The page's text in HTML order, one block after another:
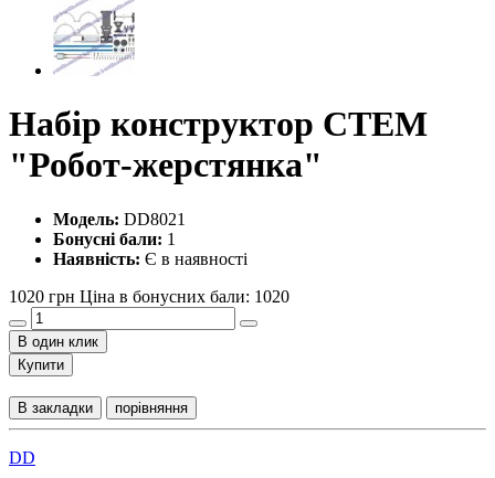
Набір конструктор СТЕМ
"Робот-жерстянка"
Модель: DD8021
Бонусні бали: 1
Наявність: Є в наявності
1020 грн Ціна в бонусних бали: 1020
В один клик
Купити
В закладки порівняння
DD